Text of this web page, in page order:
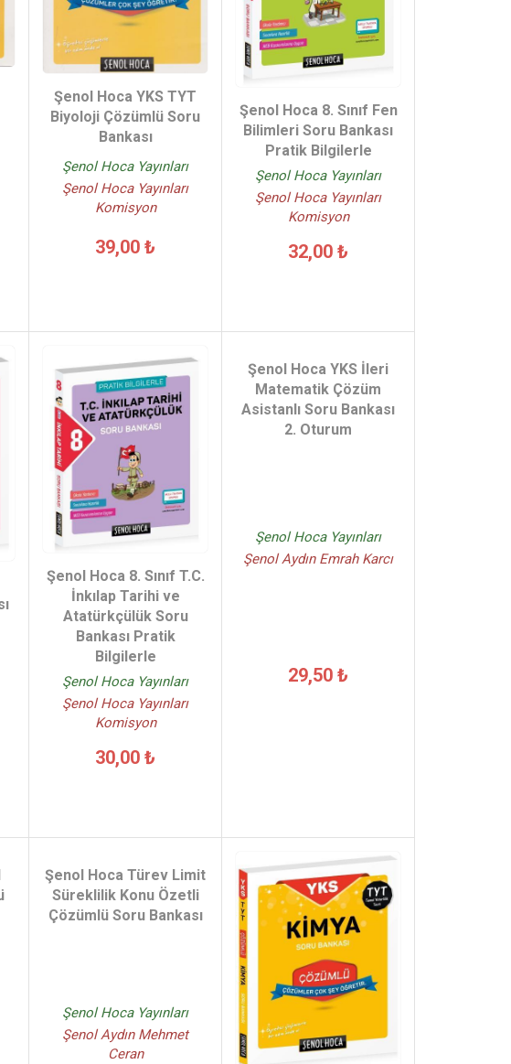
Şenol Hoca YKS TYT
Biyoloji Çözümlü Soru
Bankası
Şenol Hoca Yayınları
Şenol Hoca Yayınları
Komisyon
39,00 ₺
Şenol Hoca 8. Sınıf Fen
Bilimleri Soru Bankası
Pratik Bilgilerle
Şenol Hoca Yayınları
Şenol Hoca Yayınları
Komisyon
32,00 ₺
Şenol Hoca 8. Sınıf T.C.
İnkılap Tarihi ve
Atatürkçülük Soru
Bankası Pratik
Bilgilerle
Şenol Hoca Yayınları
Şenol Hoca Yayınları
Komisyon
30,00 ₺
Şenol Hoca YKS İleri
Matematik Çözüm
Asistanlı Soru Bankası
2. Oturum
Şenol Hoca Yayınları
Şenol Aydın Emrah Karcı
29,50 ₺
Şenol Hoca Türev Limit
Süreklilik Konu Özetli
Çözümlü Soru Bankası
Şenol Hoca Yayınları
Şenol Aydın Mehmet
Ceran